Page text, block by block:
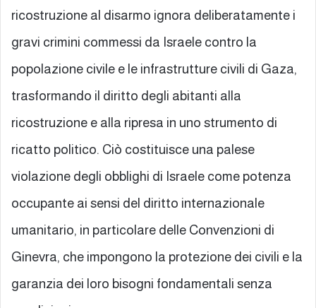
ricostruzione al disarmo ignora deliberatamente i
gravi crimini commessi da Israele contro la
popolazione civile e le infrastrutture civili di Gaza,
trasformando il diritto degli abitanti alla
ricostruzione e alla ripresa in uno strumento di
ricatto politico. Ciò costituisce una palese
violazione degli obblighi di Israele come potenza
occupante ai sensi del diritto internazionale
umanitario, in particolare delle Convenzioni di
Ginevra, che impongono la protezione dei civili e la
garanzia dei loro bisogni fondamentali senza